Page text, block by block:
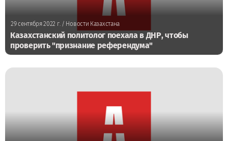
29 сентября 2022 г. / Новости Казахстана
Казахстанский политолог поехала в ДНР, чтобы
проверить "признание референдума"